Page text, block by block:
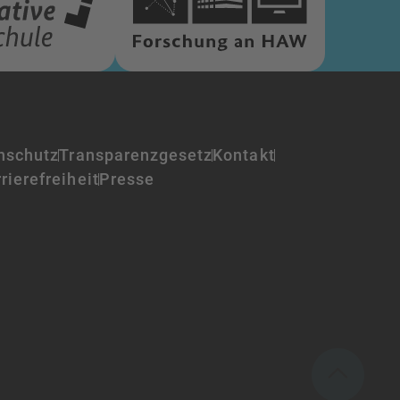
TransparenzgesetzKontakt
Presse